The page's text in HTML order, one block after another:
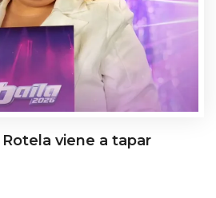
Rotela viene a tapar